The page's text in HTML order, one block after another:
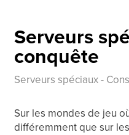
Serveurs
conquête
Serveurs spéciaux -
Sur les mondes de jeu
différemment que sur